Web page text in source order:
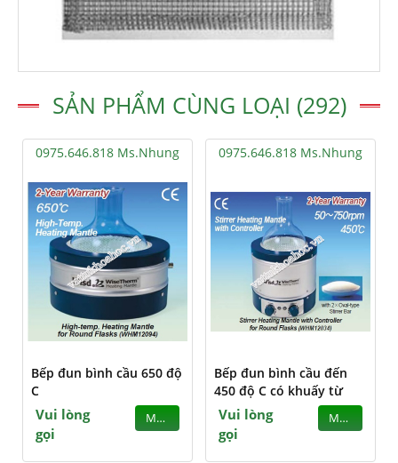
SẢN PHẨM CÙNG LOẠI (292)
0975.646.818 Ms.Nhung
Bếp đun bình cầu 650 độ
C
Vui lòng
gọi
MUA
0975.646.818 Ms.Nhung
Bếp đun bình cầu đến
450 độ C có khuấy từ
Vui lòng
gọi
MUA